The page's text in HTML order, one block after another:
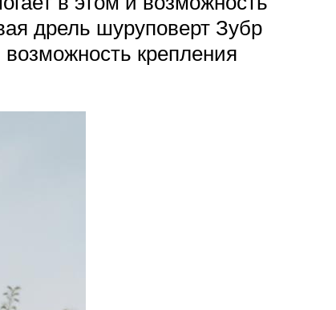
дрель шуруповерт Зубр
крепления